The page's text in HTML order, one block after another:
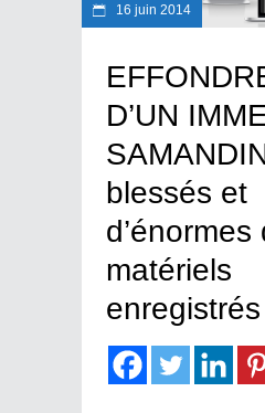
16 juin 2014
D’UN
blessés et
d’énormes
matériels
enregistrés